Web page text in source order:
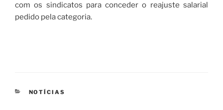
com os sindicatos para conceder o reajuste salarial
pedido pela categoria.
CATEGORIAS
NOTÍCIAS